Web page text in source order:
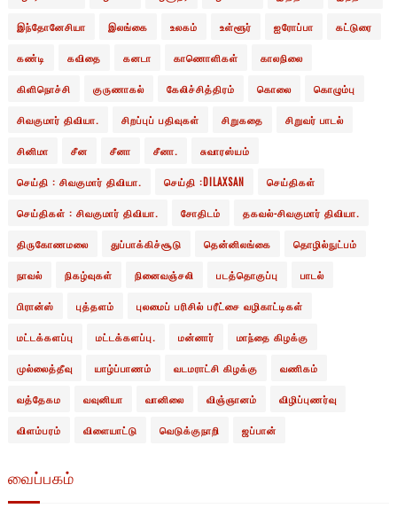
இந்தோனேசியா இலங்கை உலகம் உள்ளூர் ஐரோப்பா கட்டுரை
கண்டி கவிதை கனடா காணொளிகள் காலநிலை
கிளிநொச்சி குருணாகல் கேலிச்சித்திரம் கொலை கொழும்பு
சிவகுமார் திவியா. சிறப்புப் பதிவுகள் சிறுகதை சிறுவர் பாடல்
சினிமா சீன சீனா சீனா. சுவாரஸ்யம்
செய்தி : சிவகுமார் திவியா. செய்தி :DILAXSAN செய்திகள்
செய்திகள் : சிவகுமார் திவியா. சோதிடம் தகவல்-சிவகுமார் திவியா.
திருகோணமலை துப்பாக்கிச்சூடு தென்னிலங்கை தொழில்நுட்பம்
நாவல் நிகழ்வுகள் நினைவஞ்சலி படத்தொகுப்பு பாடல்
பிரான்ஸ் புத்தளம் புலமைப் பரிசில் பரீட்சை வழிகாட்டிகள்
மட்டக்களப்பு மட்டக்களப்பு. மன்னார் மாந்தை கிழக்கு
முல்லைத்தீவு யாழ்ப்பாணம் வடமராட்சி கிழக்கு வணிகம்
வத்தேகம வவுனியா வானிலை விஞ்ஞானம் விழிப்புணர்வு
விளம்பரம் விளையாட்டு வெடுக்குநாறி ஜப்பான்
வைப்பகம்